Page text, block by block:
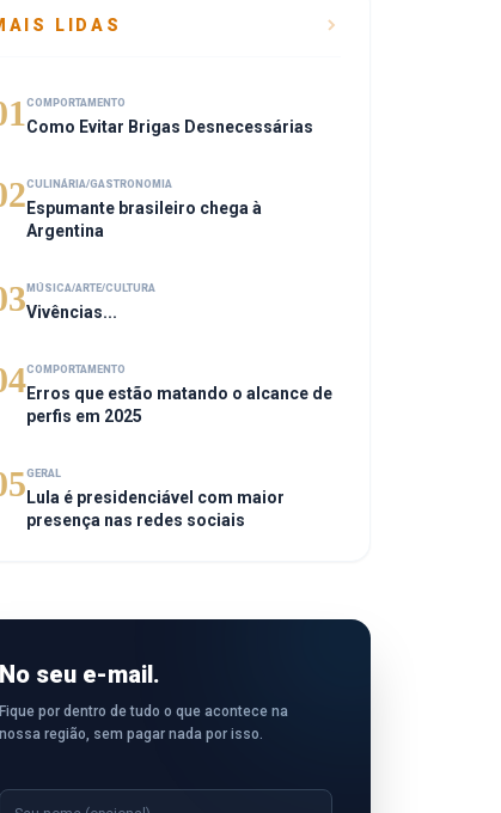
LIDAS
COMPORTAMENTO
Como Evitar Brigas Desnecessárias
CULINÁRIA/GASTRONOMIA
Espumante brasileiro chega à
Argentina
MÚSICA/ARTE/CULTURA
Vivências...
COMPORTAMENTO
Erros que estão matando o alcance de
perfis em 2025
GERAL
Lula é presidenciável com maior
presença nas redes sociais
No seu e-mail.
Fique por dentro de tudo o que acontece na
nossa região, sem pagar nada por isso.